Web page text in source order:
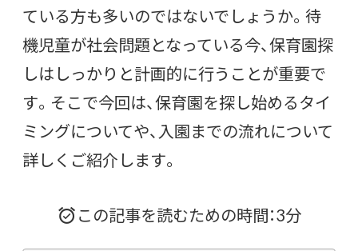
ている方も多いのではないでしょうか。待
機児童が社会問題となっている今、保育園探
しはしっかりと計画的に行うことが重要で
す。そこで今回は、保育園を探し始めるタイ
ミングについてや、入園までの流れについて
詳しくご紹介します。
この記事を読むための時間：3分